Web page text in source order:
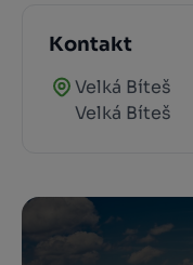
Kontakt
Velká Bíteš
Velká Bíteš